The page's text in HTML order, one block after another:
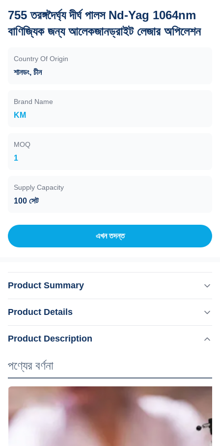
755 তরঙ্গদৈর্ঘ্য দীর্ঘ পালস Nd-Yag 1064nm
বাণিজ্যিক জন্য আলেকজানড্রাইট লেজার অপিলেশন
Country Of Origin
শানডং, চীন
Brand Name
KM
MOQ
1
Supply Capacity
100 সেট
এখন তদন্ত
Product Summary
সবচেয়ে শক্তিশালী 755nm১০৬৪ এনএম এনডিঃইএজি লেজার সহ
আলেকজানড্রাইট লেজার দ্রু...
Product Details
বিশেষভাবে তুলে ধরা:
না.
নিশ্চল
Type:
Product Description
পণ্যের বর্ণনা